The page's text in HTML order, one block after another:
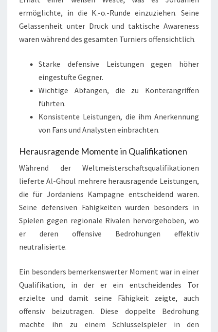
ermöglichte, in die K.-o.-Runde einzuziehen. Seine
Gelassenheit unter Druck und taktische Awareness
waren während des gesamten Turniers offensichtlich.
Starke defensive Leistungen gegen höher
eingestufte Gegner.
Wichtige Abfangen, die zu Konterangriffen
führten.
Konsistente Leistungen, die ihm Anerkennung
von Fans und Analysten einbrachten.
Herausragende Momente in Qualifikationen
Während der Weltmeisterschaftsqualifikationen
lieferte Al-Ghoul mehrere herausragende Leistungen,
die für Jordaniens Kampagne entscheidend waren.
Seine defensiven Fähigkeiten wurden besonders in
Spielen gegen regionale Rivalen hervorgehoben, wo
er deren offensive Bedrohungen effektiv
neutralisierte.
Ein besonders bemerkenswerter Moment war in einer
Qualifikation, in der er ein entscheidendes Tor
erzielte und damit seine Fähigkeit zeigte, auch
offensiv beizutragen. Diese doppelte Bedrohung
machte ihn zu einem Schlüsselspieler in den